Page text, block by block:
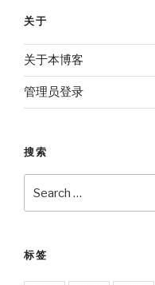
关于
关于本博客
管理员登录
搜索
标签